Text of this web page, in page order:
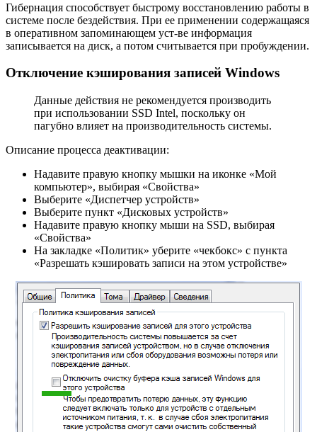
Гибернация способствует быстрому восстановлению работы в
системе после бездействия. При ее применении содержащаяся
в оперативном запоминающем уст-ве информация
записывается на диск, а потом считывается при пробуждении.
Отключение кэширования записей Windows
Данные действия не рекомендуется производить
при использовании SSD Intel, поскольку он
пагубно влияет на производительность системы.
Описание процесса деактивации:
Надавите правую кнопку мышки на иконке «Мой
компьютер», выбирая «Свойства»
Выберите «Диспетчер устройств»
Выберите пункт «Дисковых устройств»
Надавите правую кнопку мыши на SSD, выбирая
«Свойства»
На закладке «Политик» уберите «чекбокс» с пункта
«Разрешать кэшировать записи на этом устройстве»